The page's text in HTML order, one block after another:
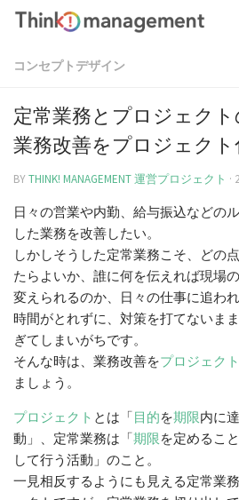
コンセプトデザイン
定常業務とプロジェクト
業務改善をプロジェク
BYTHINK! MANAGEMENT 運営プロジェクト ·
日々の営業や内勤、給与振込などの
した業務を改善したい。
しかしそうした定常業務こそ、どの
たらよいか、誰に何を伝えれば現場
変えられるのか、日々の仕事に追わ
時間がとれずに、対策を打てないま
ぎてしまいがちです。
そんな時は、業務改善をプロジェクト
ましょう。
プロジェクト とは「目的を期限内に
動」、定常業務は「期限を定めるこ
して行う活動」のこと。
一見相反するようにも見える定常業